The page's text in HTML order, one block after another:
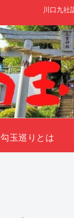
川口九社
勾玉巡りとは